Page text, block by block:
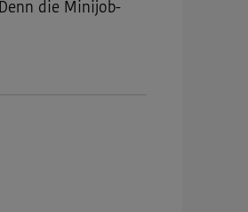
die Minijob-